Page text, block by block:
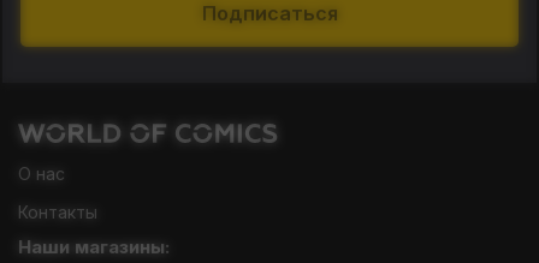
Подписаться
О нас
Контакты
Наши магазины: